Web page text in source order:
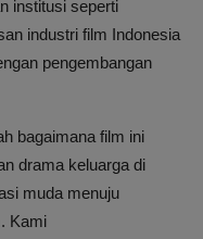
institusi seperti
industri film Indonesia
pengembangan
bagaimana film ini
drama keluarga di
muda menuju
Kami